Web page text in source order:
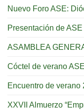
Nuevo Foro ASE:
Presentación de
ASAMBLEA
Cóctel de verano
Encuentro de verano
XXVII Almuerzo